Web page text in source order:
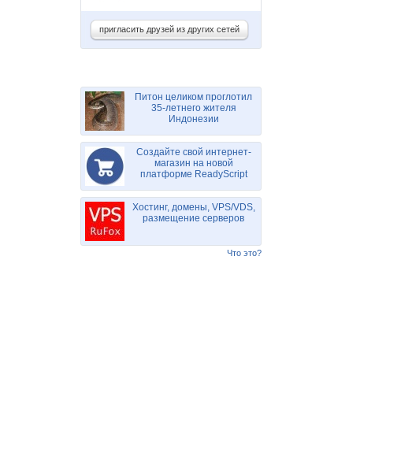
пригласить друзей из других сетей
Питон целиком проглотил
35-летнего жителя
Индонезии
Создайте свой интернет-
магазин на новой
платформе ReadyScript
Хостинг, домены, VPS/VDS,
размещение серверов
Что это?